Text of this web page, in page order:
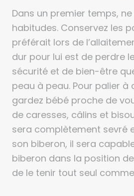
Dans un premier temps,
habitudes. Conservez les
préférait lors de
dur pour lui est de perdre
sécurité et de bien-être
peau à peau. Pour palier à
gardez bébé proche de
de caresses, câlins et
sera complètement sevré
son biberon, il sera
biberon dans la position
de le tenir tout seul